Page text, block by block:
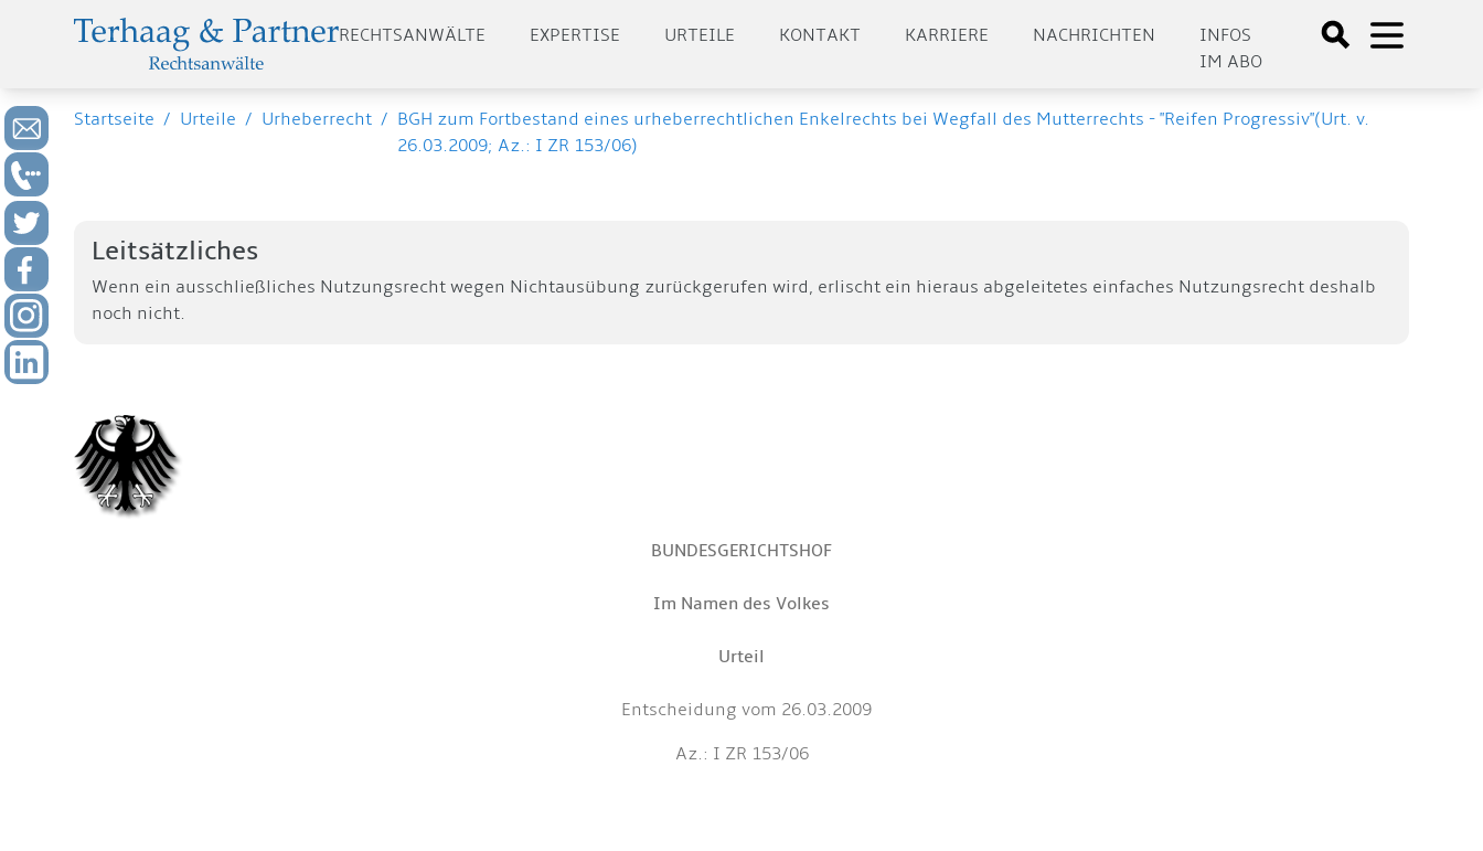
RECHTSANWÄLTE EXPERTISE URTEILE KONTAKT KARRIERE NACHRICHTEN
INFOS
IM ABO
Startseite / Urteile / Urheberrecht / BGH zum Fortbestand eines urheberrechtlichen Enkelrechts bei Wegfall des Mutterrechts - "Reifen Progressiv"(Urt. v.
26.03.2009; Az.: I ZR 153/06)
Leitsätzliches
Wenn ein ausschließliches Nutzungsrecht wegen Nichtausübung zurückgerufen wird, erlischt ein hieraus abgeleitetes einfaches Nutzungsrecht deshalb
noch nicht.
BUNDESGERICHTSHOF
Im Namen des Volkes
Urteil
Entscheidung vom 26.03.2009
Az.: I ZR 153/06